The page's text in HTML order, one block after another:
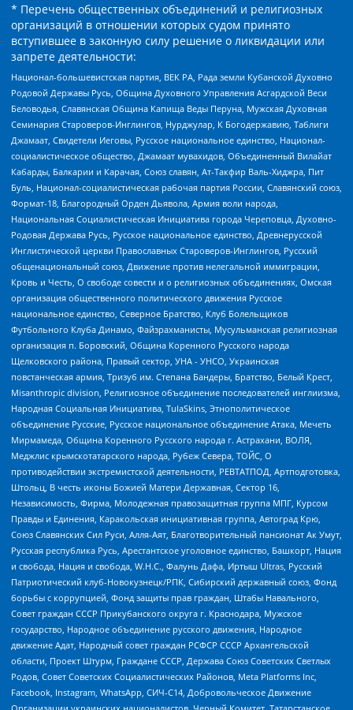
* Перечень общественных объединений и религиозных
организаций в отношении которых судом принято
вступившее в законную силу решение о ликвидации или
запрете деятельности:
Национал-большевистская партия, ВЕК РА, Рада земли Кубанской Духовно
Родовой Державы Русь, Община Духовного Управления Асгардской Веси
Беловодья, Славянская Община Капища Веды Перуна, Мужская Духовная
Семинария Староверов-Инглингов, Нурджулар, К Богодержавию, Таблиги
Джамаат, Свидетели Иеговы, Русское национальное единство, Национал-
социалистическое общество, Джамаат мувахидов, Объединенный Вилайат
Кабарды, Балкарии и Карачая, Союз славян, Ат-Такфир Валь-Хиджра, Пит
Буль, Национал-социалистическая рабочая партия России, Славянский союз,
Формат-18, Благородный Орден Дьявола, Армия воли народа,
Национальная Социалистическая Инициатива города Череповца, Духовно-
Родовая Держава Русь, Русское национальное единство, Древнерусской
Инглистической церкви Православных Староверов-Инглингов, Русский
общенациональный союз, Движение против нелегальной иммиграции,
Кровь и Честь, О свободе совести и о религиозных объединениях, Омская
организация общественного политического движения Русское
национальное единство, Северное Братство, Клуб Болельщиков
Футбольного Клуба Динамо, Файзрахманисты, Мусульманская религиозная
организация п. Боровский, Община Коренного Русского народа
Щелковского района, Правый сектор, УНА - УНСО, Украинская
повстанческая армия, Тризуб им. Степана Бандеры, Братство, Белый Крест,
Misanthropic division, Религиозное объединение последователей инглиизма,
Народная Социальная Инициатива, TulaSkins, Этнополитическое
объединение Русские, Русское национальное объединение Атака, Мечеть
Мирмамеда, Община Коренного Русского народа г. Астрахани, ВОЛЯ,
Меджлис крымскотатарского народа, Рубеж Севера, ТОЙС, О
противодействии экстремистской деятельности, РЕВТАТПОД, Артподготовка,
Штольц, В честь иконы Божией Матери Державная, Сектор 16,
Независимость, Фирма, Молодежная правозащитная группа МПГ, Курсом
Правды и Единения, Каракольская инициативная группа, Автоград Крю,
Союз Славянских Сил Руси, Алля-Аят, Благотворительный пансионат Ак Умут,
Русская республика Русь, Арестантское уголовное единство, Башкорт, Нация
и свобода, Нация и свобода, W.H.С., Фалунь Дафа, Иртыш Ultras, Русский
Патриотический клуб-Новокузнецк/РПК, Сибирский державный союз, Фонд
борьбы с коррупцией, Фонд защиты прав граждан, Штабы Навального,
Совет граждан СССР Прикубанского округа г. Краснодара, Мужское
государство, Народное объединение русского движения, Народное
движение Адат, Народный совет граждан РСФСР СССР Архангельской
области, Проект Штурм, Граждане СССР, Держава Союз Советских Светлых
Родов, Совет Советских Социалистических Районов, Meta Platforms Inc,
Facebook, Instagram, WhatsApp, СИЧ-С14, Добровольческое Движение